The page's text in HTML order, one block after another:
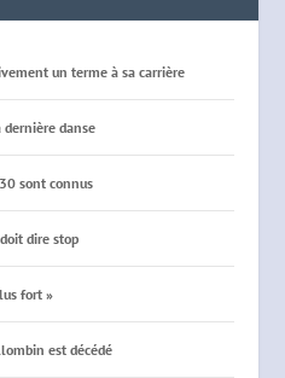
un terme à sa carrière
dernière danse
sont connus
dire stop
fort »
est décédé